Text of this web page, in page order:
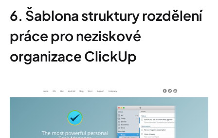
6. Šablona struktury rozdělení
práce pro neziskové
organizace ClickUp